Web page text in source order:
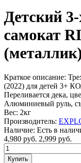
Детский
самокат
Краткое описание:
(2022) для детей 3+
Переливается дека,
Алюминиевый руль,
Вес: 2кг
Производитель:
Наличие: Есть в
4,980 руб. 2,999 руб.